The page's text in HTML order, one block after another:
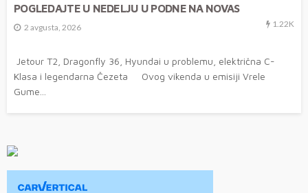
POGLEDAJTE U NEDELJU U PODNE NA NOVAS
2 avgusta, 2026 1.22K
Jetour T2, Dragonfly 36, Hyundai u problemu, električna C-
Klasa i legendarna Čezeta Ovog vikenda u emisiji Vrele
Gume...